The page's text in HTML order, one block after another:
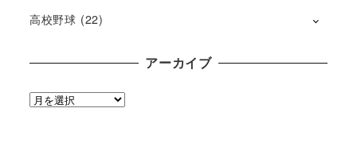
高校野球 (22)
アーカイブ
ア